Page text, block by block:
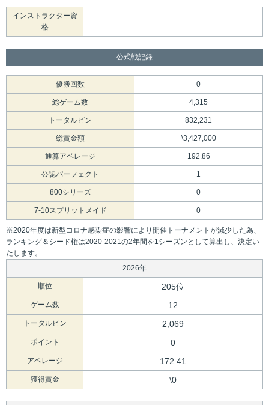
インストラクター資
格
公式戦記録
優勝回数 0
総ゲーム数 4,315
トータルピン 832,231
総賞金額 \3,427,000
通算アベレージ 192.86
公認パーフェクト 1
800シリーズ 0
7-10スプリットメイド 0
※2020年度は新型コロナ感染症の影響により開催トーナメントが減少した為、
ランキング＆シード権は2020-2021の2年間を1シーズンとして算出し、決定い
たします。
2026年
順位 205位
ゲーム数 12
トータルピン 2,069
ポイント 0
アベレージ 172.41
獲得賞金 \0